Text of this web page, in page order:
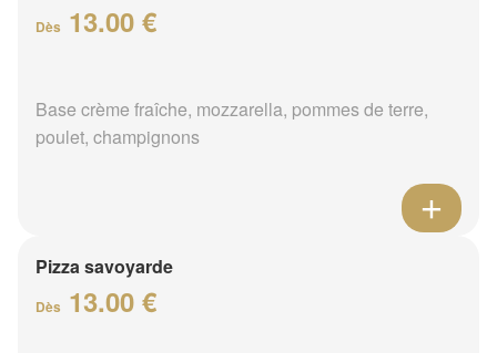
Dès 13.00 €
Base crème fraîche, mozzarella, pommes de terre,
poulet, champignons
Pizza savoyarde
Dès 13.00 €